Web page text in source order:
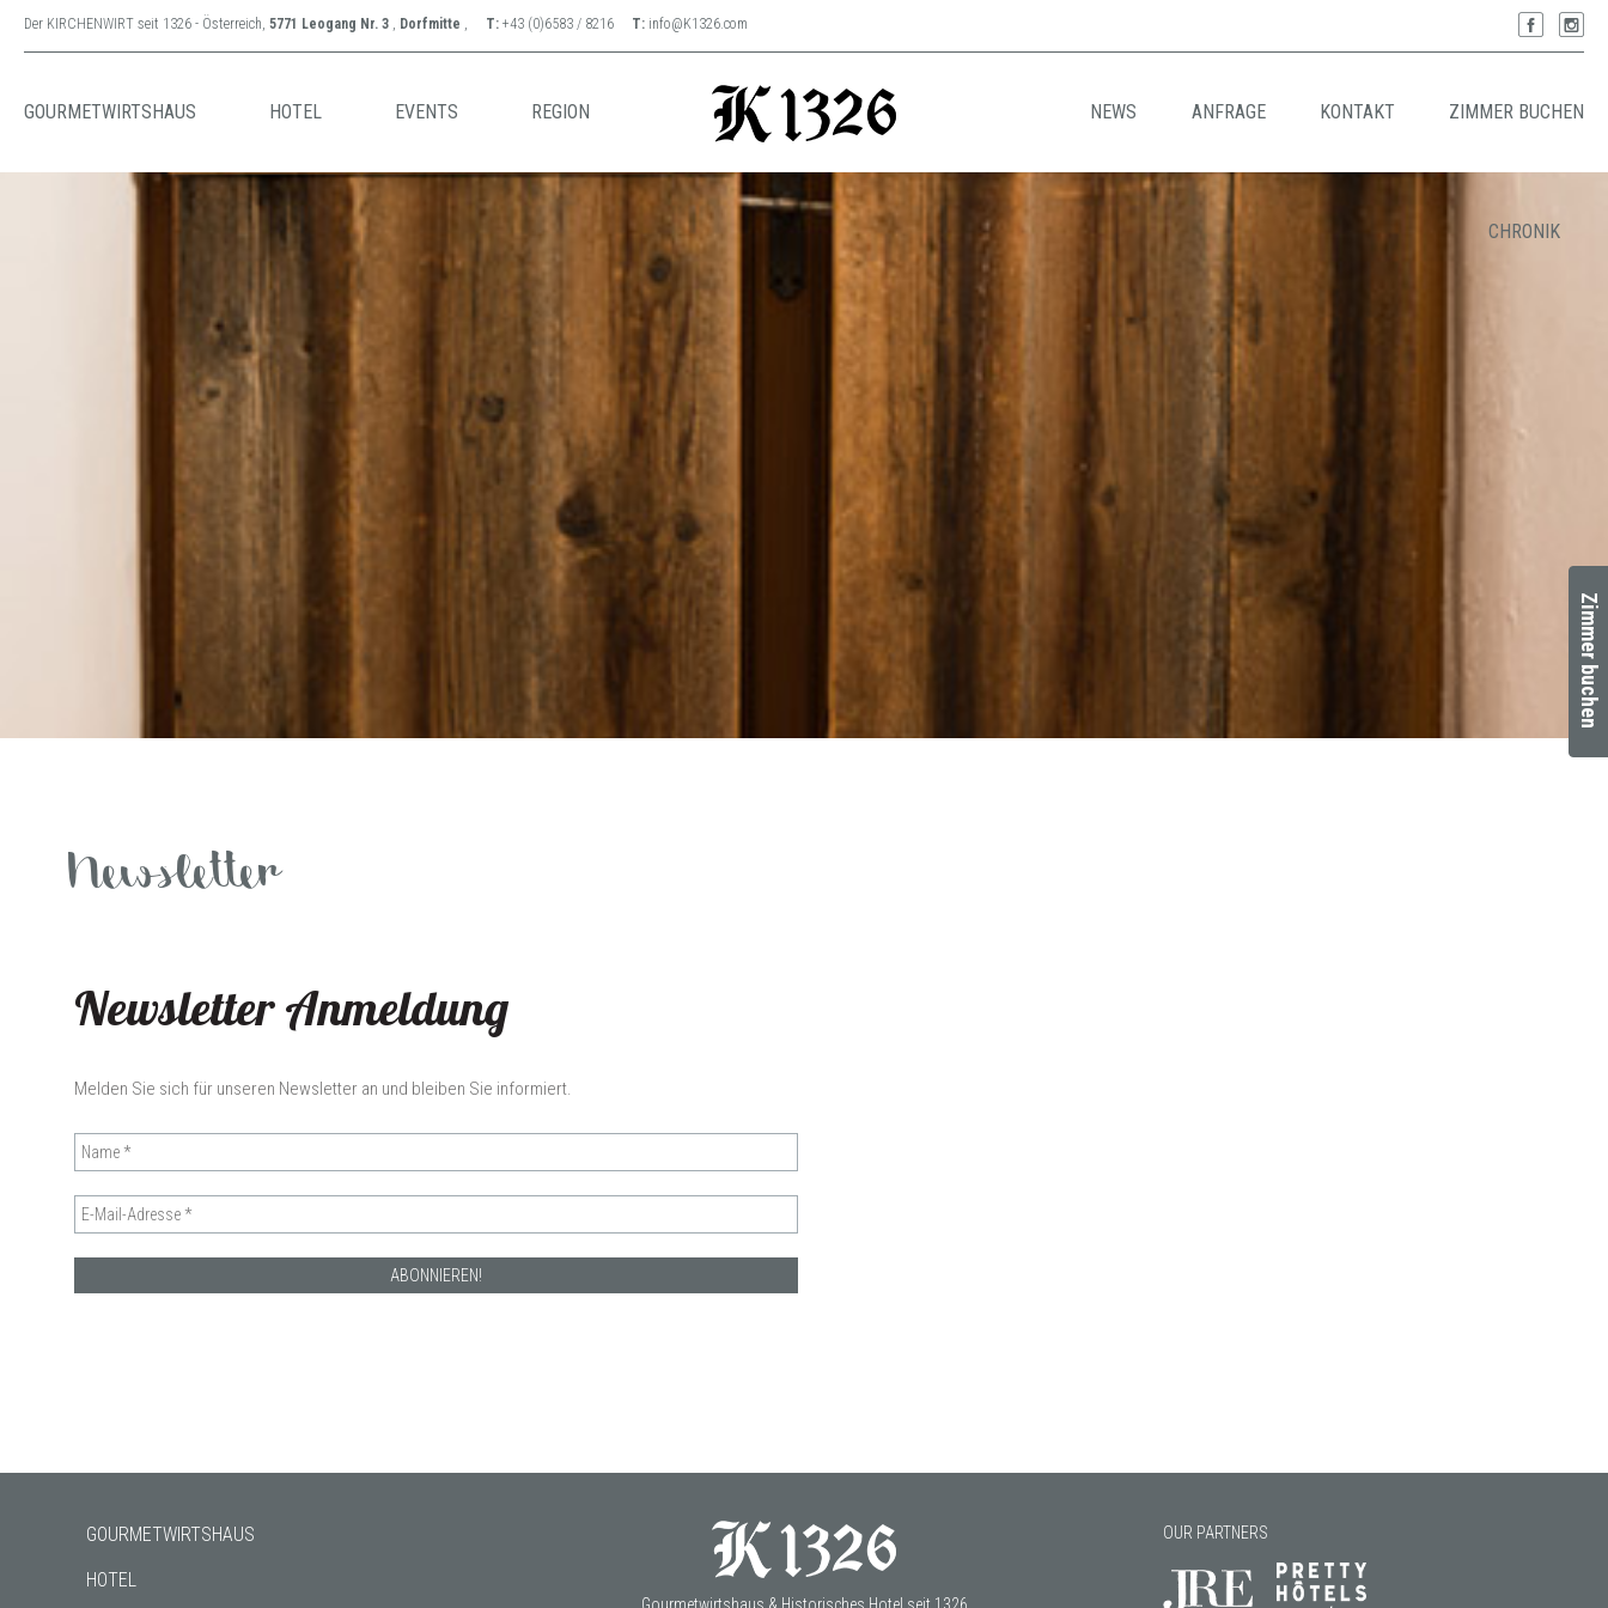
Der KIRCHENWIRT seit 1326 - Österreich, 5771 Leogang Nr. 3 , Dorfmitte , T: +43 (0)6583 / 8216 T: info@K1326.com
GOURMETWIRTSHAUS HOTEL EVENTS REGION ZIMMER BUCHEN
KONTAKT
ANFRAGE
NEWS
CHRONIK
Newsletter
Newsletter Anmeldung
Melden Sie sich für unseren Newsletter an und bleiben Sie informiert.
GOURMETWIRTSHAUS
HOTEL
OUR PARTNERS
Zimmer buchen